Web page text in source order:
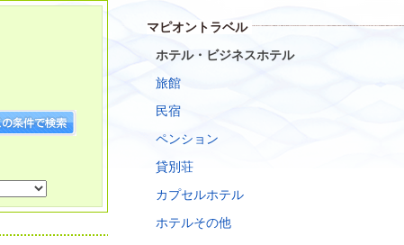
マピオントラベル
ホテル・ビジネスホテル
旅館
民宿
ペンション
貸別荘
カプセルホテル
ホテルその他